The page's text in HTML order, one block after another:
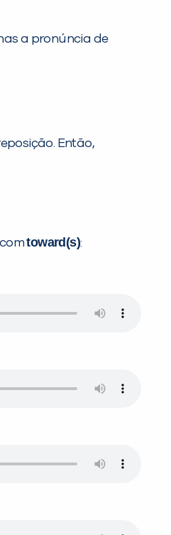
a pronúncia de
Então,
toward(s):